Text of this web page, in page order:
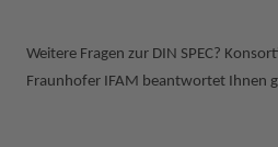
Weitere Fragen zur DIN SPEC?
Fraunhofer IFAM beantwortet Ihnen